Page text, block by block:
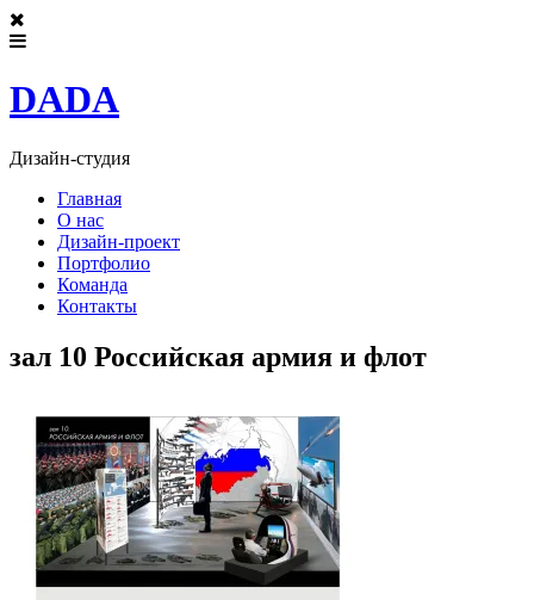
DADA
Дизайн-студия
Главная
О нас
Дизайн-проект
Портфолио
Команда
Контакты
зал 10 Российская армия и флот